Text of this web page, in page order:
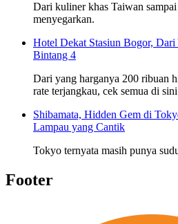
Dari kuliner khas Taiwan
menyegarkan.
Hotel Dekat Stasiun Bogor,
Bintang 4
Dari yang harganya 200 ribuan
rate terjangkau, cek semua di
Shibamata, Hidden Gem di
Lampau yang Cantik
Tokyo ternyata masih punya
Footer